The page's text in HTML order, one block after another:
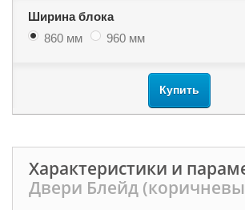
Ширина блока
860 мм
960 мм
Купить
Характеристики и
Двери Блейд